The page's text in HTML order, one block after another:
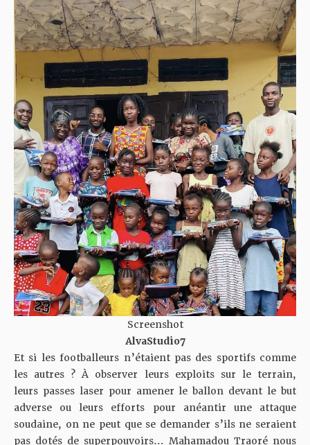
Screenshot
AlvaStudio7
Et si les footballeurs n’étaient pas des sportifs comme
les autres ? À observer leurs exploits sur le terrain,
leurs passes laser pour amener le ballon devant le but
adverse ou leurs efforts pour anéantir une attaque
soudaine, on ne peut que se demander s’ils ne seraient
pas dotés de superpouvoirs… Mahamadou Traoré nous